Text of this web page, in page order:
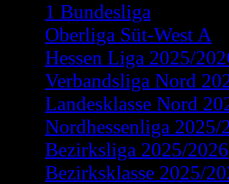
1 Bundesliga
Oberliga Süt-West A
Hessen Liga 2025/
Verbandsliga Nord
Landesklasse Nord
Nordhessenliga 2025/
Bezirksliga 2025/2026
Bezirksklasse 2025/